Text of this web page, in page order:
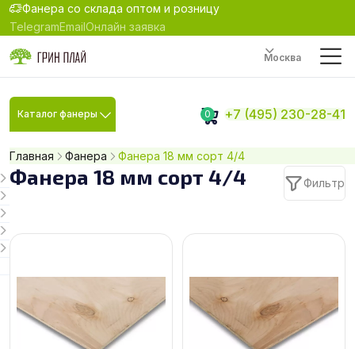
Фанера со склада оптом и розницу
TelegramEmailОнлайн заявка
Москва
Каталог фанеры 0 +7 (495) 230-28-41
Главная Фанера Фанера 18 мм сорт 4/4
Фанера 18 мм сорт 4/4 Фильтр